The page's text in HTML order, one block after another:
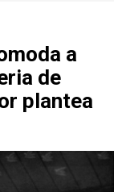
a
de
plantea